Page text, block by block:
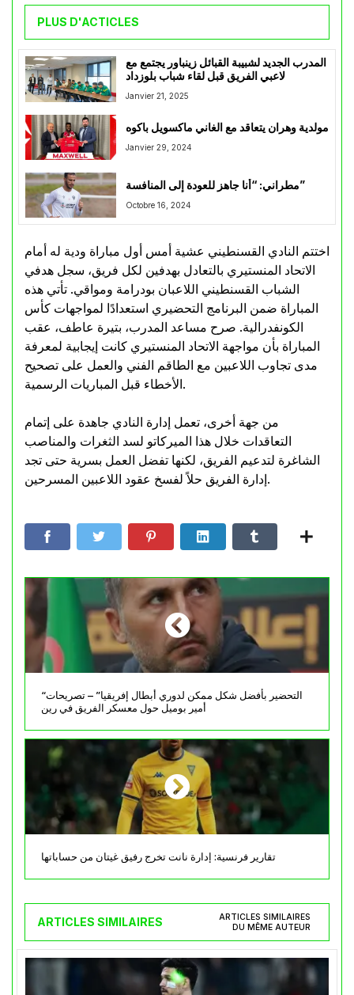
PLUS D'ACTICLES
المدرب الجديد لشبيبة القبائل زينباور يجتمع مع
لاعبي الفريق قبل لقاء شباب بلوزداد
Janvier 21, 2025
مولدية وهران يتعاقد مع الغاني ماكسويل باكوه
Janvier 29, 2024
مطراني: “أنا جاهز للعودة إلى المنافسة”
Octobre 16, 2024
اختتم النادي القسنطيني عشية أمس أول مباراة ودية له أمام
الاتحاد المنستيري بالتعادل بهدفين لكل فريق، سجل هدفي
الشباب القسنطيني اللاعبان بودرامة ومواقي. تأتي هذه
المباراة ضمن البرنامج التحضيري استعدادًا لمواجهات كأس
الكونفدرالية. صرح مساعد المدرب، بتيرة عاطف، عقب
المباراة بأن مواجهة الاتحاد المنستيري كانت إيجابية لمعرفة
مدى تجاوب اللاعبين مع الطاقم الفني والعمل على تصحيح
الأخطاء قبل المباريات الرسمية.
من جهة أخرى، تعمل إدارة النادي جاهدة على إتمام
التعاقدات خلال هذا الميركاتو لسد الثغرات والمناصب
الشاغرة لتدعيم الفريق، لكنها تفضل العمل بسرية حتى تجد
إدارة الفريق حلاً لفسخ عقود اللاعبين المسرحين.
“التحضير بأفضل شكل ممكن لدوري أبطال إفريقيا” – تصريحات
أمير بوميل حول معسكر الفريق في رين
تقارير فرنسية: إدارة نانت تخرج رفيق غيتان من حساباتها
ARTICLES SIMILAIRES
ARTICLES SIMILAIRES
DU MÊME AUTEUR